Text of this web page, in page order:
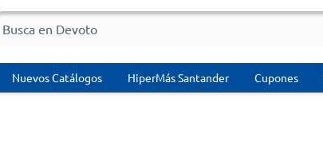
Nuevos Catálogos HiperMás Santander Cupones